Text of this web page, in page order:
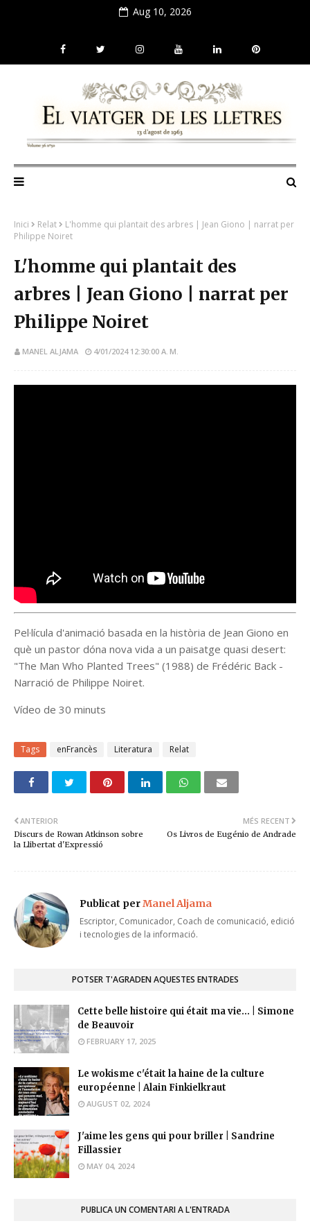
Aug 10, 2026
Inici Relat
L'homme qui plantait des arbres | Jean Giono | narrat per
Philippe Noiret
L'homme qui plantait des
arbres | Jean Giono | narrat per
Philippe Noiret
MANEL ALJAMA 4/01/2024 12:30:00 A. M.
Pel·lícula d'animació basada en la història de Jean Giono en
què un pastor dóna nova vida a un paisatge quasi desert:
"The Man Who Planted Trees" (1988) de Frédéric Back -
Narració de Philippe Noiret.
Vídeo de 30 minuts
Tags enFrancès Literatura Relat
MÉS RECENT
Os Livros de Eugénio de Andrade
ANTERIOR
Discurs de Rowan Atkinson sobre
la Llibertat d'Expressió
Publicat perManel Aljama
Escriptor, Comunicador, Coach de comunicació, edició
i tecnologies de la informació.
POTSER T'AGRADEN AQUESTES ENTRADES
Cette belle histoire qui était ma vie... | Simone
de Beauvoir
FEBRUARY 17, 2025
Le wokisme c'était la haine de la culture
européenne | Alain Finkielkraut
AUGUST 02, 2024
J'aime les gens qui pour briller | Sandrine
Fillassier
MAY 04, 2024
PUBLICA UN COMENTARI A L'ENTRADA